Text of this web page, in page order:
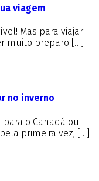
viagem
Mas para viajar
muito preparo […]
no inverno
o Canadá ou
primeira vez, […]